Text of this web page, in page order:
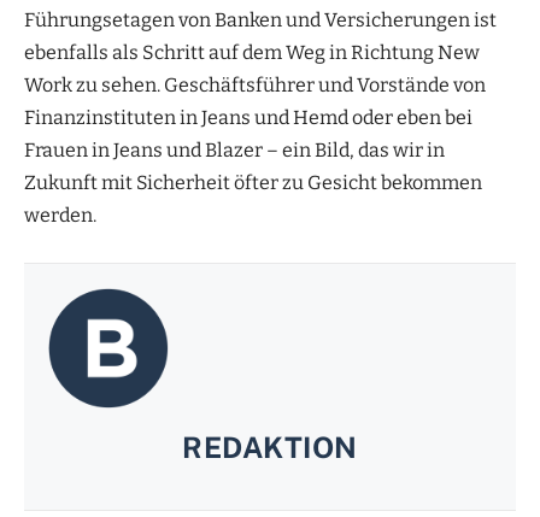
Führungsetagen von Banken und Versicherungen ist
ebenfalls als Schritt auf dem Weg in Richtung New
Work zu sehen. Geschäftsführer und Vorstände von
Finanzinstituten in Jeans und Hemd oder eben bei
Frauen in Jeans und Blazer – ein Bild, das wir in
Zukunft mit Sicherheit öfter zu Gesicht bekommen
werden.
REDAKTION